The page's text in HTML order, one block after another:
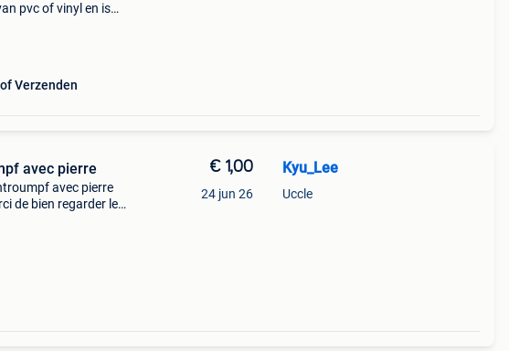
pvc of vinyl en is
Verzenden
avec pierre
avec pierre
de bien regarder les
€ 1,00
24 jun 26
Kyu_Lee
Uccle